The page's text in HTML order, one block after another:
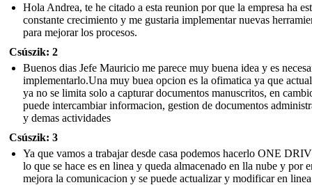
Hola Andrea, te he citado a esta reunion por que la empresa ha
constante crecimiento y me gustaria implementar nuevas
para mejorar los procesos.
Csúszik: 2
Buenos dias Jefe Mauricio me parece muy buena idea y es
implementarlo.Una muy buea opcion es la ofimatica ya que
ya no se limita solo a capturar documentos manuscritos, en
puede intercambiar informacion, gestion de documentos
y demas actividades
Csúszik: 3
Ya que vamos a trabajar desde casa podemos hacerlo ONE
lo que se hace es en linea y queda almacenado en lla nube y por
mejora la comunicacion y se puede actualizar y modificar en linea